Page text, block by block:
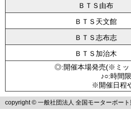
ＢＴＳ由布
ＢＴＳ天文館
ＢＴＳ志布志
ＢＴＳ加治木
◎:開催本場発売(※ミ
♪○:時間
※開催日程
copyright © 一般社団法人 全国モーターボー